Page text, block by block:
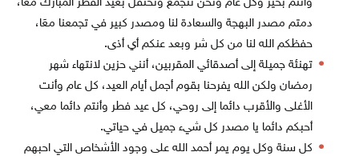
دمتم مصدر البهجة والسعادة لنا ومصدر كبير في تجمعنا معَا،
حفظكم الله لنا من كل شر وبعد عنكم أي أذى.
تهنئة جميلة إلى أصدقائي المقربين، أنني حزين لانتهاء شهر
رمضان ولكن الله يفرحنا بقوم أجمل أيام العيد، كل عام وأنت
الأغلى والأقرب دائما إلى روحي، كل عيد فطر وأنتم دائما معي،
أحبكم دائما يا مصدر كل شيء جميل في حياتي.
كل سنة وكل يوم يمر أحمد الله على وجود الأشخاص التي احبهم